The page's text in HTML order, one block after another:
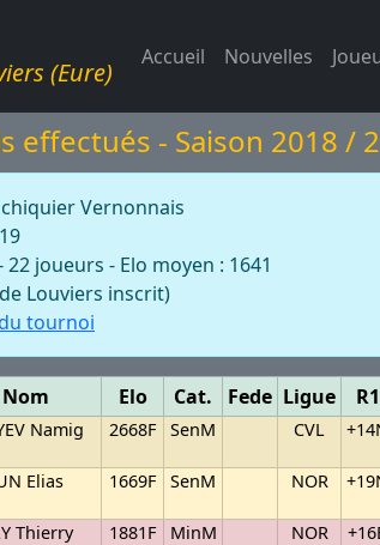
(Eure) Accueil Nouvelles
effectués - Saison 2018 /
Vernonnais
joueurs - Elo moyen : 1641
Louviers inscrit)
du tournoi
Nom Elo Cat. Fede Ligue R1
Namig 2668F SenM CVL
Elias 1669F SenM NOR
Thierry 1881F MinM NOR